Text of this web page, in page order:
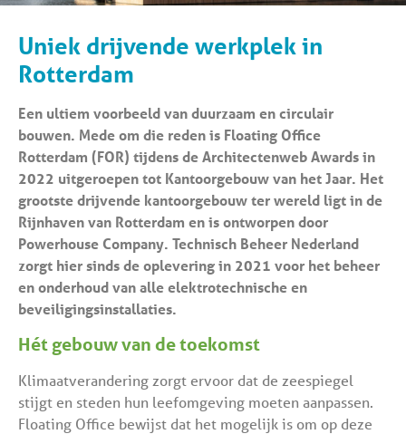
Uniek drijvende werkplek in
Rotterdam
Een ultiem voorbeeld van duurzaam en circulair
bouwen. Mede om die reden is Floating Office
Rotterdam (FOR) tijdens de Architectenweb Awards in
2022 uitgeroepen tot Kantoorgebouw van het Jaar. Het
grootste drijvende kantoorgebouw ter wereld ligt in de
Rijnhaven van Rotterdam en is ontworpen door
Powerhouse Company. Technisch Beheer Nederland
zorgt hier sinds de oplevering in 2021 voor het beheer
en onderhoud van alle elektrotechnische en
beveiligingsinstallaties.
Hét gebouw van de toekomst
Klimaatverandering zorgt ervoor dat de zeespiegel
stijgt en steden hun leefomgeving moeten aanpassen.
Floating Office bewijst dat het mogelijk is om op deze